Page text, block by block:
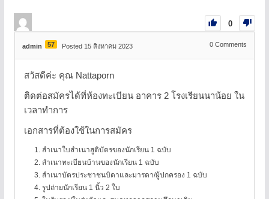
0
admin 57 Posted 15 สิงหาคม 2023 0 Comments
สวัสดีค่ะ คุณ Nattaporn
ติดต่อสมัครได้ที่ห้องทะเบียน อาคาร 2 โรงเรียนนาน้อย ใน
เวลาทำการ
เอกสารที่ต้องใช้ในการสมัคร
สำเนาใบสำเนาสูติบัตรของนักเรียน 1 ฉบับ
สำเนาทะเบียนบ้านของนักเรียน 1 ฉบับ
สำเนาบัตรประชาชนบิดาและมารดา/ผู้ปกครอง 1 ฉบับ
รูปถ่ายนักเรียน 1 นิ้ว 2 ใบ